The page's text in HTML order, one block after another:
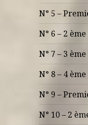
N° 5 –
N° 6 – 2
N° 7 – 3
N° 8 – 4
N° 9 –
N° 10 – 2